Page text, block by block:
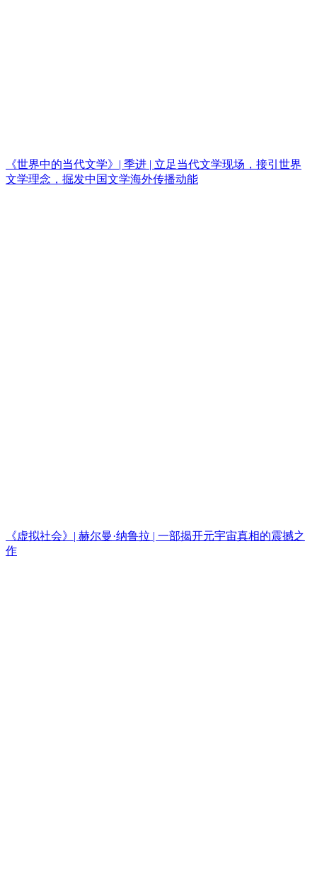
《世界中的当代文学》| 季进 | 立足当代文学现场，接引世界
文学理念，掘发中国文学海外传播动能
《虚拟社会》| 赫尔曼·纳鲁拉 | 一部揭开元宇宙真相的震撼之
作